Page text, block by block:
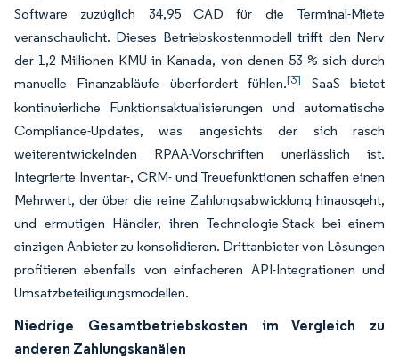
Software zuzüglich 34,95 CAD für die Terminal-Miete
veranschaulicht. Dieses Betriebskostenmodell trifft den Nerv
der 1,2 Millionen KMU in Kanada, von denen 53 % sich durch
manuelle Finanzabläufe überfordert fühlen.[3]
SaaS bietet
kontinuierliche Funktionsaktualisierungen und automatische
Compliance-Updates, was angesichts der sich rasch
weiterentwickelnden RPAA-Vorschriften unerlässlich ist.
Integrierte Inventar-, CRM- und Treuefunktionen schaffen einen
Mehrwert, der über die reine Zahlungsabwicklung hinausgeht,
und ermutigen Händler, ihren Technologie-Stack bei einem
einzigen Anbieter zu konsolidieren. Drittanbieter von Lösungen
profitieren ebenfalls von einfacheren API-Integrationen und
Umsatzbeteiligungsmodellen.
Niedrige Gesamtbetriebskosten im Vergleich zu
anderen Zahlungskanälen